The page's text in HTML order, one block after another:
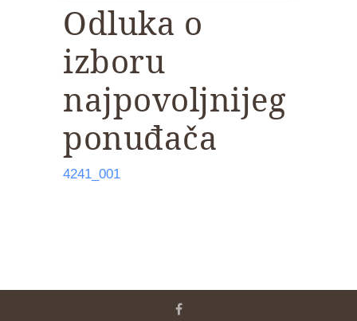
Odluka o
izboru
najpovoljnijeg
ponuđača
4241_001